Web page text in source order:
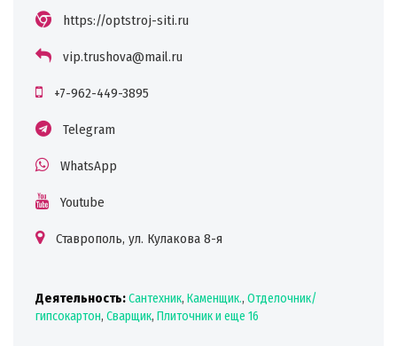
https://optstroj-siti.ru
vip.trushova@mail.ru
+7-962-449-3895
Telegram
WhatsApp
Youtube
Ставрополь, ул. Кулакова 8-я
Деятельность:Сантехник, Каменщик., Отделочник/
гипсокартон, Сварщик, Плиточники еще 16